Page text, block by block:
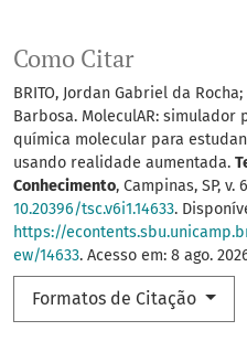
Como Citar
BRITO, Jordan Gabriel da
Barbosa. MoleculAR: simulador
química molecular para
usando realidade aumentada.
Conhecimento, Campinas, SP, v.
10.20396/tsc.v6i1.14633.
https://
ew/14633. Acesso em: 8 ago.
Formatos de Citação